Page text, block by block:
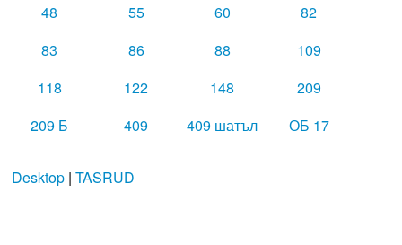
48
55 60
82
83
86 88
109
118
122 148
209
209 Б
409 409 шатъл ОБ 17
Desktop| TASRUD